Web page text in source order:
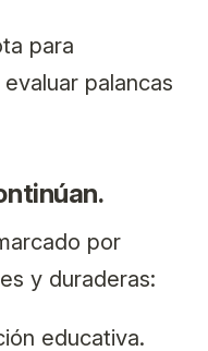
para
palancas
por
y duraderas:
educativa.